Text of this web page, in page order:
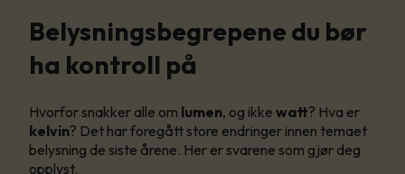
Belysningsbegrepene du bør
ha kontroll på
Hvorfor snakker alle om lumen, og ikke watt? Hva er
kelvin? Det har foregått store endringer innen temaet
belysning de siste årene. Her er svarene som gjør deg
opplyst.